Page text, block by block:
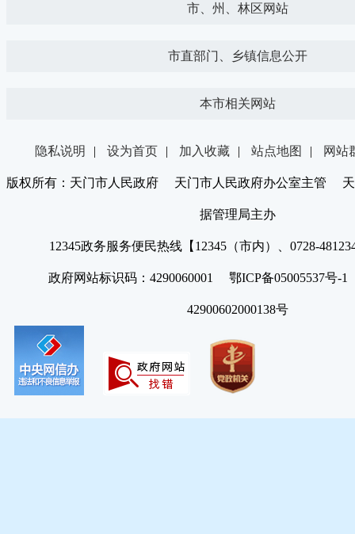
市、州、林区网站
市直部门、乡镇信息公开
本市相关网站
隐私说明 | 设为首页 | 加入收藏 | 站点地图 | 网站
版权所有：天门市人民政府 天门市人民政府办公室主管 天
据管理局主办
12345政务服务便民热线【12345（市内）、0728-
政府网站标识码：4290060001 鄂ICP备05005537号
42900602000138号